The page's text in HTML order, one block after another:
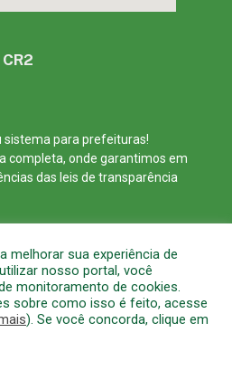
sistema para prefeituras!
completa, onde garantimos em
das leis de transparência
a Prefeitura Municipal de Barcarena
melhorar sua experiência de
nosso portal, você
monitoramento de cookies.
sobre como isso é feito, acesse
). Se você concorda, clique em